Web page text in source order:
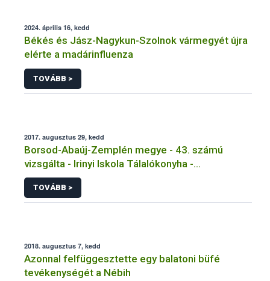
2024. április 16, kedd
Békés és Jász-Nagykun-Szolnok vármegyét újra
elérte a madárinfluenza
TOVÁBB >
2017. augusztus 29, kedd
Borsod-Abaúj-Zemplén megye - 43. számú
vizsgálta - Irinyi Iskola Tálalókonyha -
Kazinczbarcika
TOVÁBB >
2018. augusztus 7, kedd
Azonnal felfüggesztette egy balatoni büfé
tevékenységét a Nébih